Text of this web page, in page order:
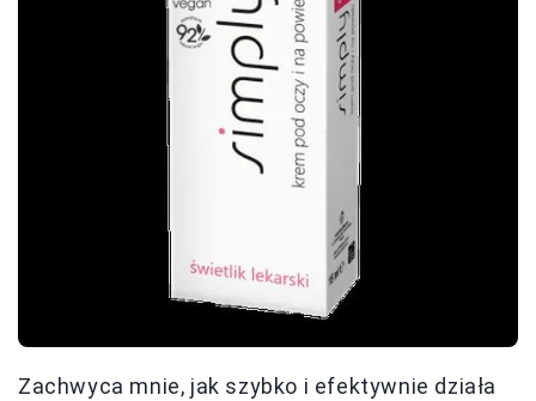
Zachwyca mnie, jak szybko i efektywnie działa